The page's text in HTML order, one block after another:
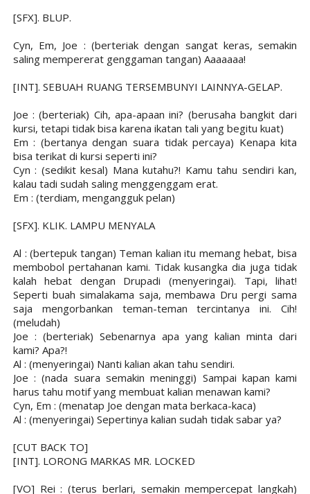
[SFX]. BLUP.
Cyn, Em, Joe : (berteriak dengan sangat keras, semakin
saling mempererat genggaman tangan) Aaaaaaa!
[INT]. SEBUAH RUANG TERSEMBUNYI LAINNYA-GELAP.
Joe : (berteriak) Cih, apa-apaan ini? (berusaha bangkit dari
kursi, tetapi tidak bisa karena ikatan tali yang begitu kuat)
Em : (bertanya dengan suara tidak percaya) Kenapa kita
bisa terikat di kursi seperti ini?
Cyn : (sedikit kesal) Mana kutahu?! Kamu tahu sendiri kan,
kalau tadi sudah saling menggenggam erat.
Em : (terdiam, mengangguk pelan)
[SFX]. KLIK. LAMPU MENYALA
Al : (bertepuk tangan) Teman kalian itu memang hebat, bisa
membobol pertahanan kami. Tidak kusangka dia juga tidak
kalah hebat dengan Drupadi (menyeringai). Tapi, lihat!
Seperti buah simalakama saja, membawa Dru pergi sama
saja mengorbankan teman-teman tercintanya ini. Cih!
(meludah)
Joe : (berteriak) Sebenarnya apa yang kalian minta dari
kami? Apa?!
Al : (menyeringai) Nanti kalian akan tahu sendiri.
Joe : (nada suara semakin meninggi) Sampai kapan kami
harus tahu motif yang membuat kalian menawan kami?
Cyn, Em : (menatap Joe dengan mata berkaca-kaca)
Al : (menyeringai) Sepertinya kalian sudah tidak sabar ya?
[CUT BACK TO]
[INT]. LORONG MARKAS MR. LOCKED
[VO] Rei : (terus berlari, semakin mempercepat langkah)